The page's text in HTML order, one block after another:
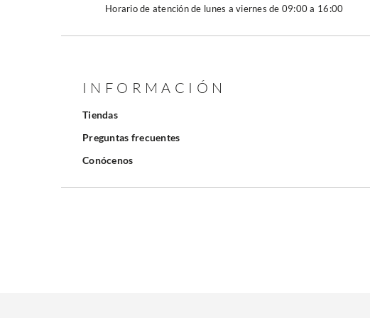
Horario de atención de lunes a viernes de 09:00 a 16:00
INFORMACIÓN
Tiendas
Preguntas frecuentes
Conócenos